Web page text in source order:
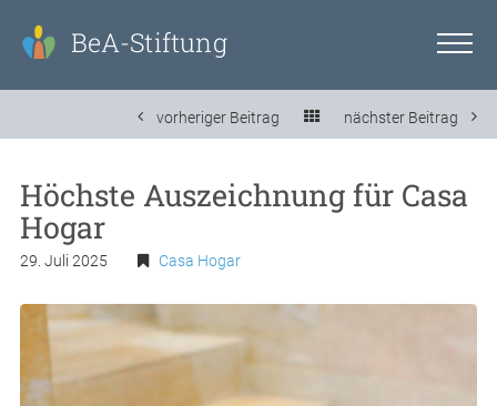
BeA-Stiftung
vorheriger Beitrag nächster Beitrag
Höchste Auszeichnung für Casa
Hogar
29. Juli 2025 Casa Hogar